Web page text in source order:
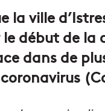
la ville
début de la
dans de